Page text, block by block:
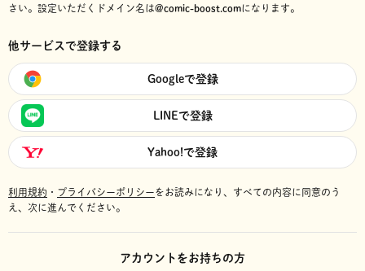
さい。 設定いただくドメイン名は@comic-boost.comになります。
他サービスで登録する
Googleで登録
LINEで登録
Yahoo!で登録
利用規約 ・ プライバシーポリシーをお読みになり、 すべての内容に同意のう
え、次に進んでください。
アカウントをお持ちの方